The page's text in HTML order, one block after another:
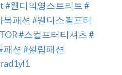
#웬디의영스트리트 #
복패션 #웬디스컬프터
#스컬프터티셔츠 #
패션 #셀럽패션